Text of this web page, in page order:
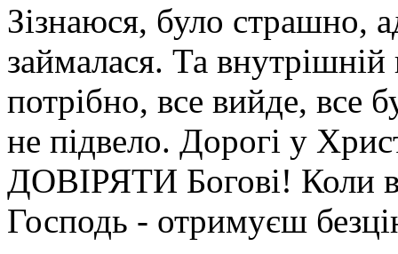
Зізнаюся, було страшно,
займалася. Та
потрібно, все вийде, все
не підвело. Дорогі у
ДОВІРЯТИ Богові! Коли
Господь - отримуєш